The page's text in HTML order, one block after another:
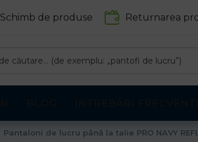
Schimb de produse Returnarea
Pantaloni de lucru până la talie PRO NAVY